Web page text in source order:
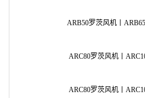
ARB50罗茨风机丨
ARC80罗茨风机丨
ARC80罗茨风机丨